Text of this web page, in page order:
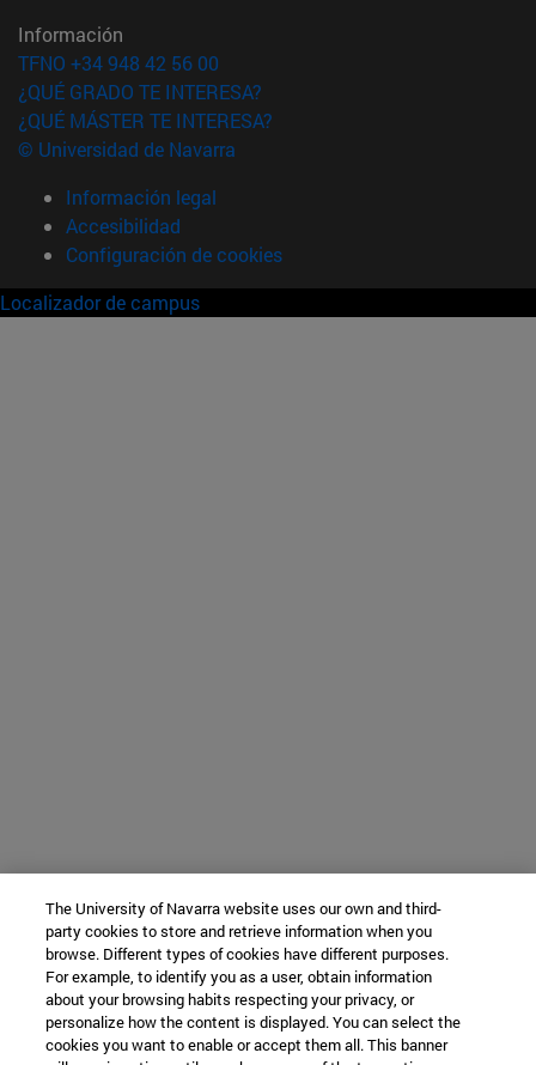
Información
TFNO +34 948 42 56 00
¿QUÉ GRADO TE INTERESA?
¿QUÉ MÁSTER TE INTERESA?
© Universidad de Navarra
Información legal
Accesibilidad
Configuración de cookies
Localizador de campus
The University of Navarra website uses our own and third-
party cookies to store and retrieve information when you
browse. Different types of cookies have different purposes.
For example, to identify you as a user, obtain information
about your browsing habits respecting your privacy, or
personalize how the content is displayed. You can select the
cookies you want to enable or accept them all. This banner